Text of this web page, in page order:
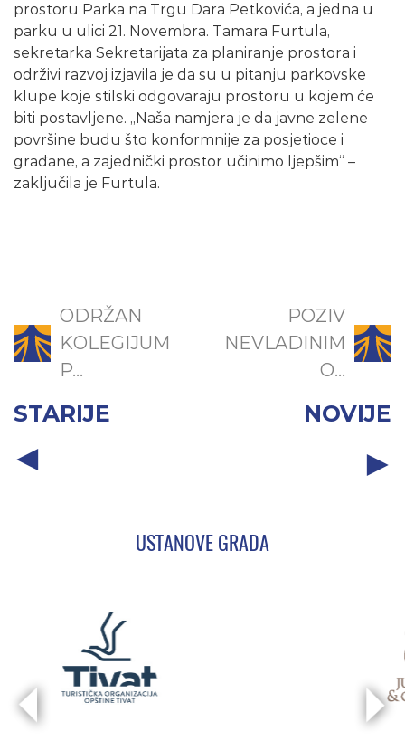
prostoru Parka na Trgu Dara Petkovića, a jedna u
parku u ulici 21. Novembra. Tamara Furtula,
sekretarka Sekretarijata za planiranje prostora i
održivi razvoj izjavila je da su u pitanju parkovske
klupe koje stilski odgovaraju prostoru u kojem će
biti postavljene. „Naša namjera je da javne zelene
površine budu što konformnije za posjetioce i
građane, a zajednički prostor učinimo ljepšim“ –
zaključila je Furtula.
ODRŽAN
KOLEGIJUM
P...
STARIJE
POZIV
NEVLADINIM
O...
NOVIJE
USTANOVE GRADA